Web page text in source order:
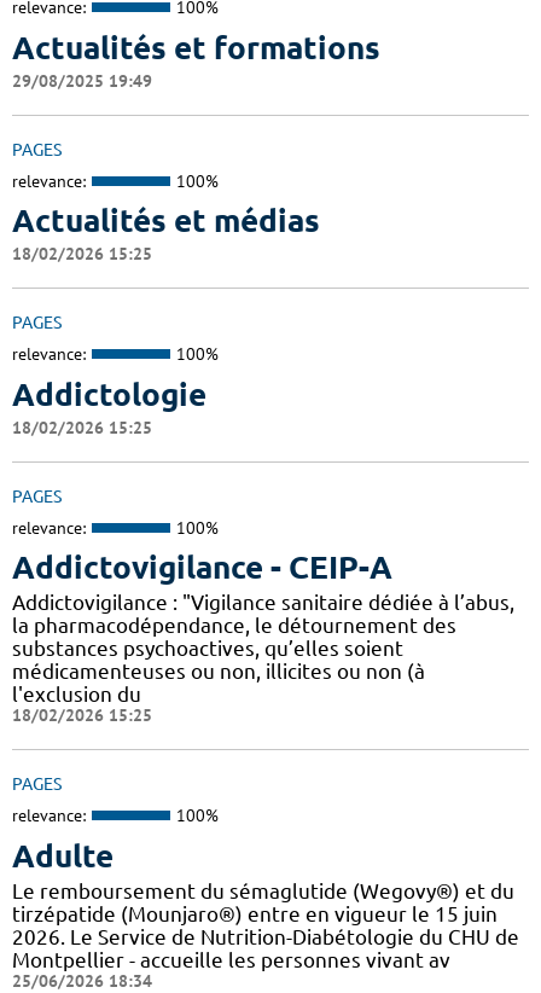
relevance: 100%
Actualités et formations
29/08/2025 19:49
PAGES
relevance: 100%
Actualités et médias
18/02/2026 15:25
PAGES
relevance: 100%
Addictologie
18/02/2026 15:25
PAGES
relevance: 100%
Addictovigilance - CEIP-A
Addictovigilance : "Vigilance sanitaire dédiée à l’abus,
la pharmacodépendance, le détournement des
substances psychoactives, qu’elles soient
médicamenteuses ou non, illicites ou non (à
l'exclusion du
18/02/2026 15:25
PAGES
relevance: 100%
Adulte
Le remboursement du sémaglutide (Wegovy®) et du
tirzépatide (Mounjaro®) entre en vigueur le 15 juin
2026. Le Service de Nutrition-Diabétologie du CHU de
Montpellier - accueille les personnes vivant av
25/06/2026 18:34